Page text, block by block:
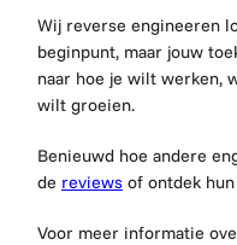
Wij reverse engineeren
beginpunt, maar jouw
naar hoe je wilt werken,
wilt groeien.
Benieuwd hoe andere
de reviews of ontdek hun
Voor meer informatie